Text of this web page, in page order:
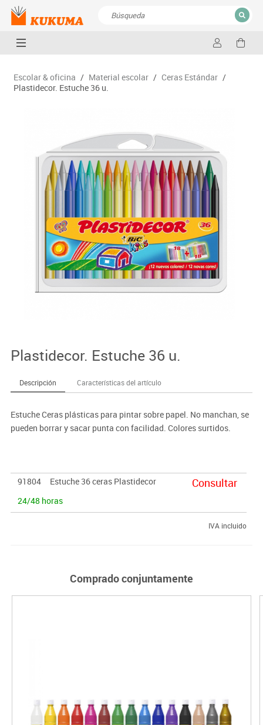
CERRAR
Escolar & oficina / Material escolar / Ceras Estándar /
Plastidecor. Estuche 36 u.
Plastidecor. Estuche 36 u.
Descripción Características del artículo
Estuche Ceras plásticas para pintar sobre papel. No manchan, se
pueden borrar y sacar punta con facilidad. Colores surtidos.
91804
Estuche 36 ceras Plastidecor
24/48 horas
Consultar
IVA incluido
Comprado conjuntamente